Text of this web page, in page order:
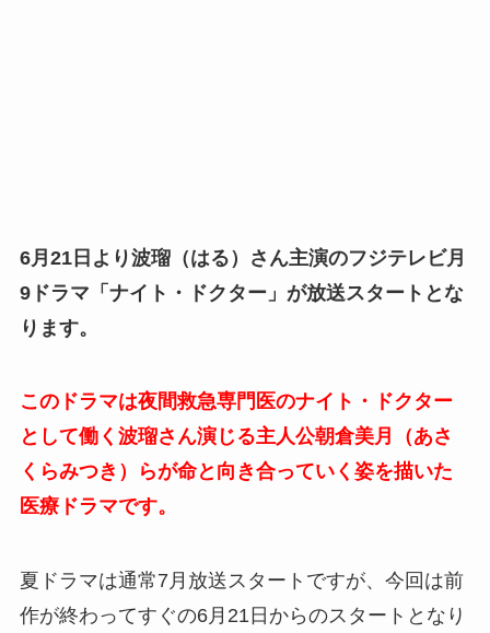
6月21日より波瑠（はる）さん主演のフジテレビ月
9ドラマ「ナイト・ドクター」が放送スタートとな
ります。
このドラマは夜間救急専門医のナイト・ドクター
として働く波瑠さん演じる主人公朝倉美月（あさ
くらみつき）らが命と向き合っていく姿を描いた
医療ドラマです。
夏ドラマは通常7月放送スタートですが、今回は前
作が終わってすぐの6月21日からのスタートとなり